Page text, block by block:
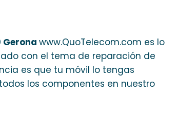
Gerona www.QuoTelecom.com es lo
con el tema de reparación de
es que tu móvil lo tengas
los componentes en nuestro